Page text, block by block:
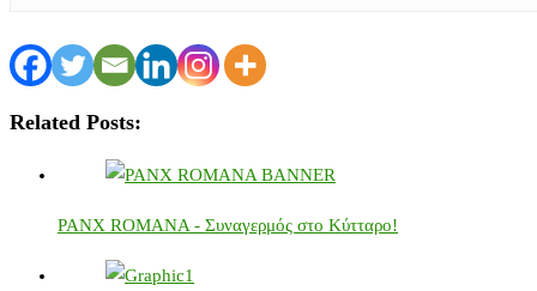
Related Posts:
PANX ROMANA - Συναγερμός στο Κύτταρο!